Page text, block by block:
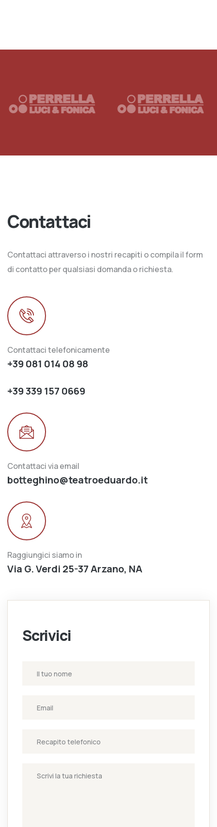
Contattaci
Contattaci attraverso i nostri recapiti o compila il form
di contatto per qualsiasi domanda o richiesta.
Contattaci telefonicamente
+39 081 014 08 98
+39 339 157 0669
Contattaci via email
botteghino@teatroeduardo.it
Raggiungici siamo in
Via G. Verdi 25-37 Arzano, NA
Scrivici